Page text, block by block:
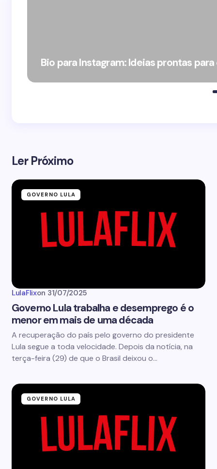
Bio para Instagram: Ideias prontas
Ler Próximo
GOVERNO LULA
LulaFlixon 31/07/2025
Governo Lula trabalha e desemprego é o
menor em mais de uma década
A recuperação do país pelo governo do presidente
Lula segue a toda velocidade. Depois da notícia, na
terça-feira (29) de que o Brasil deixou o…
GOVERNO LULA